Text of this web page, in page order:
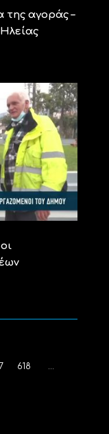
αγοράς –
618